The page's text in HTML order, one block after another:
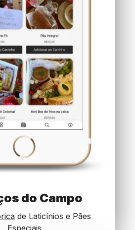
do Campo
de Laticínios e Pães